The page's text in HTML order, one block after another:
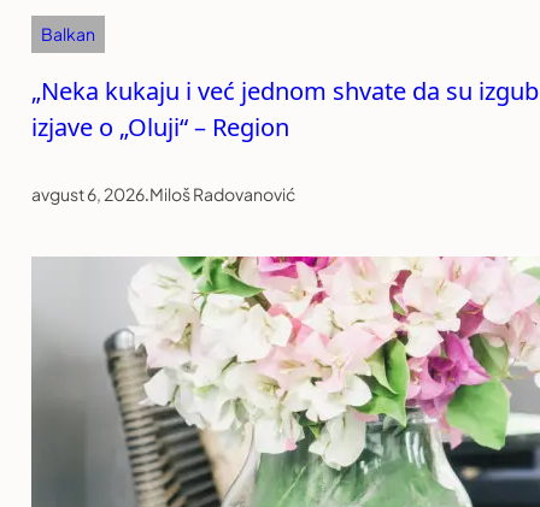
Balkan
„Neka kukaju i već jednom shvate da su
izjave o „Oluji“ – Region
avgust 6, 2026.Miloš Radovanović